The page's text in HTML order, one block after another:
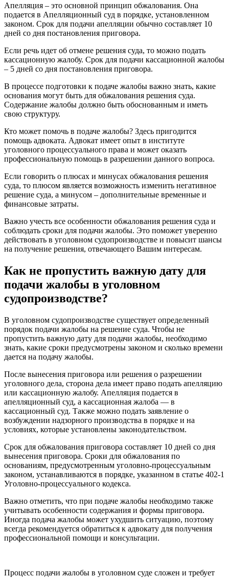
Апелляция – это основной принцип обжалования. Она
подается в Апелляционный суд в порядке, установленном
законом. Срок для подачи апелляции обычно составляет 10
дней со дня постановления приговора.
Если речь идет об отмене решения суда, то можно подать
кассационную жалобу. Срок для подачи кассационной жалобы
– 5 дней со дня постановления приговора.
В процессе подготовки к подаче жалобы важно знать, какие
основания могут быть для обжалования решения суда.
Содержание жалобы должно быть обоснованным и иметь
свою структуру.
Кто может помочь в подаче жалобы? Здесь пригодится
помощь адвоката. Адвокат имеет опыт в институте
уголовного процессуального права и может оказать
профессиональную помощь в разрешении данного вопроса.
Если говорить о плюсах и минусах обжалования решения
суда, то плюсом является возможность изменить негативное
решение суда, а минусом – дополнительные временные и
финансовые затраты.
Важно учесть все особенности обжалования решения суда и
соблюдать сроки для подачи жалобы. Это поможет уверенно
действовать в уголовном судопроизводстве и повысит шансы
на получение решения, отвечающего Вашим интересам.
Как не пропустить важную дату для
подачи жалобы в уголовном
судопроизводстве?
В уголовном судопроизводстве существует определенный
порядок подачи жалобы на решение суда. Чтобы не
пропустить важную дату для подачи жалобы, необходимо
знать, какие сроки предусмотрены законом и сколько времени
дается на подачу жалобы.
После вынесения приговора или решения о разрешении
уголовного дела, сторона дела имеет право подать апелляцию
или кассационную жалобу. Апелляция подается в
апелляционный суд, а кассационная жалоба — в
кассационный суд. Также можно подать заявление о
возбуждении надзорного производства в порядке и на
условиях, которые установлены законодательством.
Срок для обжалования приговора составляет 10 дней со дня
вынесения приговора. Сроки для обжалования по
основаниям, предусмотренным уголовно-процессуальным
законом, устанавливаются в порядке, указанном в статье 402-1
Уголовно-процессуального кодекса.
Важно отметить, что при подаче жалобы необходимо также
учитывать особенности содержания и формы приговора.
Иногда подача жалобы может ухудшить ситуацию, поэтому
всегда рекомендуется обратиться к адвокату для получения
профессиональной помощи и консультации.
Процесс подачи жалобы в уголовном суде сложен и требует